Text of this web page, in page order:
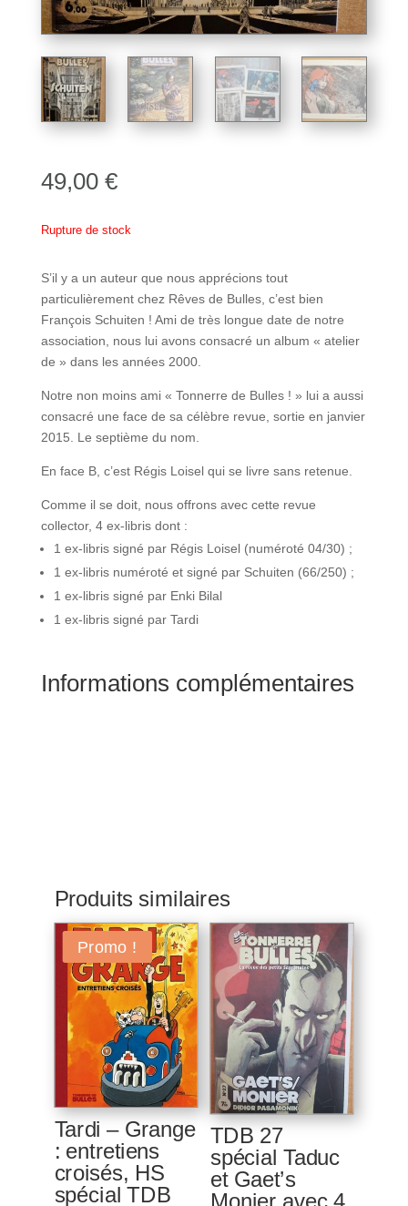
49,00 €
Rupture de stock
S’il y a un auteur que nous apprécions tout
particulièrement chez Rêves de Bulles, c’est bien
François Schuiten ! Ami de très longue date de notre
association, nous lui avons consacré un album « atelier
de » dans les années 2000.
Notre non moins ami « Tonnerre de Bulles ! » lui a aussi
consacré une face de sa célèbre revue, sortie en janvier
2015. Le septième du nom.
En face B, c’est Régis Loisel qui se livre sans retenue.
Comme il se doit, nous offrons avec cette revue
collector, 4 ex-libris dont :
1 ex-libris signé par Régis Loisel (numéroté 04/30) ;
1 ex-libris numéroté et signé par Schuiten (66/250) ;
1 ex-libris signé par Enki Bilal
1 ex-libris signé par Tardi
Informations complémentaires
Produits similaires
Promo !
Tardi – Grange
: entretiens
croisés, HS
spécial TDB
TDB 27
spécial Taduc
et Gaet’s
Monier avec 4